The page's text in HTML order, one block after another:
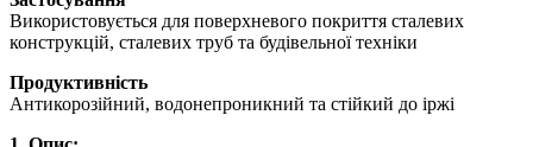
Використовується для поверхневого покриття сталевих
конструкцій, сталевих труб та будівельної техніки
Продуктивність
Антикорозійний, водонепроникний та стійкий до іржі